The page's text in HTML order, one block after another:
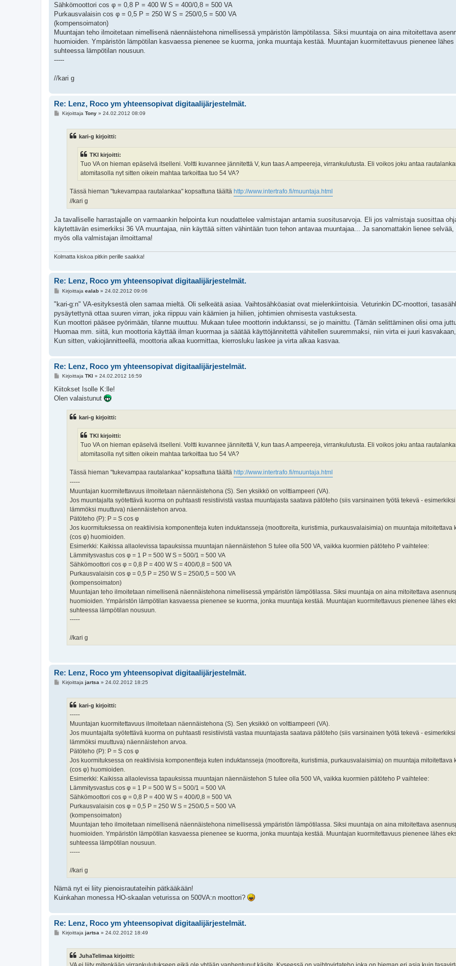
Sähkömoottori cos φ = 0,8 P = 400 W S = 400/0,8 = 500 VA
Purkausvalaisin cos φ = 0,5 P = 250 W S = 250/0,5 = 500 VA
(kompensoimaton)
Muuntajan teho ilmoitetaan nimellisenä näennäistehona nimellisessä ympäristön lämpötilassa. Siksi muuntaja on aina mitoitettava
huomioiden. Ympäristön lämpötilan kasvaessa pienenee se kuorma, jonka muuntaja kestää. Muuntajan kuormitettavuus pienenee
suhteessa lämpötilan nousuun.
-----
//kari g
Re: Lenz, Roco ym yhteensopivat digitaalijärjestelmät.
VKirjoittaja Tony» 24.02.2012 08:09
kari-g kirjoitti:
TKI kirjoitti:
Tuo VA on hieman epäselvä itselleni. Voltti kuvannee jännitettä V, kun taas A ampeereja, virrankulutusta. Eli voikos joku antaa
atomitasolla nyt sitten oikein mahtaa tarkoittaa tuo 54 VA?
Tässä hieman "tukevampaa rautalankaa" kopsattuna täältä http://www.intertrafo.fi/muuntaja.html
//kari g
Ja tavalliselle harrastajalle on varmaankin helpointa kun noudattelee valmistajan antamia suositusarvoja. Eli jos valmistaja suosittaa
käytettävän esimerkiksi 36 VA muuntajaa, niin käyttää sitten vähintään tuon tehon antavaa muuntajaa... Ja sanomattakin lienee
myös olla valmistajan ilmoittama!
Kolmatta kiskoa pitkin perille saakka!
Re: Lenz, Roco ym yhteensopivat digitaalijärjestelmät.
V
e
t
Kirjoittaja ealab» 24.02.2012 09:06
"kari-g:n" VA-esityksestä olen samaa mieltä. Oli selkeätä asiaa. Vaihtosähköasiat ovat mielenkiintoisia. Veturinkin DC-moottori,
pysäytettynä ottaa suuren virran, joka riippuu vain käämien ja hiilien, johtimien ohmisesta vastuksesta.
Kun moottori pääsee pyörimään, tilanne muuttuu. Mukaan tulee moottorin induktanssi, se jo mainittu. (Tämän selittäminen olisi oma
Huomaa mm. siitä, kun moottoria käyttää ilman kuormaa ja säätää käyttöjännitettä vähitellen suuremmaksi, niin virta ei juuri
Kun sitten, vakiojännitteellä, moottoria alkaa kuormittaa, kierrosluku laskee ja virta alkaa kasvaa.
Re: Lenz, Roco ym yhteensopivat digitaalijärjestelmät.
V
e
t
Kirjoittaja TKI » 24.02.2012 16:59
Kiitokset Isolle K:lle!
Olen valaistunut
kari-g kirjoitti:
TKI kirjoitti:
Tuo VA on hieman epäselvä itselleni. Voltti kuvannee jännitettä V, kun taas A ampeereja, virrankulutusta. Eli voikos joku antaa
atomitasolla nyt sitten oikein mahtaa tarkoittaa tuo 54 VA?
Tässä hieman "tukevampaa rautalankaa" kopsattuna täältä http://www.intertrafo.fi/muuntaja.html
-----
Muuntajan kuormitettavuus ilmoitetaan näennäistehona (S). Sen yksikkö on volttiampeeri (VA).
Jos muuntajalta syötettävä kuorma on puhtaasti resistiivistä vastaa muuntajasta saatava pätöteho (siis varsinainen työtä tekevä -
lämmöksi muuttuva) näennäistehon arvoa.
Pätöteho (P): P = S cos φ
Jos kuormituksessa on reaktiivisia komponentteja kuten induktansseja (moottoreita, kuristimia, purkausvalaisimia) on muuntaja mitoitettava
(cos φ) huomioiden.
Esimerkki: Kaikissa allaolevissa tapauksissa muuntajan näennäistehon S tulee olla 500 VA, vaikka kuormien pätöteho P vaihtelee:
Lämmitysvastus cos φ = 1 P = 500 W S = 500/1 = 500 VA
Sähkömoottori cos φ = 0,8 P = 400 W S = 400/0,8 = 500 VA
Purkausvalaisin cos φ = 0,5 P = 250 W S = 250/0,5 = 500 VA
(kompensoimaton)
Muuntajan teho ilmoitetaan nimellisenä näennäistehona nimellisessä ympäristön lämpötilassa. Siksi muuntaja on aina mitoitettava
huomioiden. Ympäristön lämpötilan kasvaessa pienenee se kuorma, jonka muuntaja kestää. Muuntajan kuormitettavuus pienenee lähes
suhteessa lämpötilan nousuun.
-----
//kari g
Re: Lenz, Roco ym yhteensopivat digitaalijärjestelmät.
VKirjoittaja jartsa» 24.02.2012 18:25
kari-g kirjoitti:
-----
Muuntajan kuormitettavuus ilmoitetaan näennäistehona (S). Sen yksikkö on volttiampeeri (VA).
Jos muuntajalta syötettävä kuorma on puhtaasti resistiivistä vastaa muuntajasta saatava pätöteho (siis varsinainen työtä tekevä -
lämmöksi muuttuva) näennäistehon arvoa.
Pätöteho (P): P = S cos φ
Jos kuormituksessa on reaktiivisia komponentteja kuten induktansseja (moottoreita, kuristimia, purkausvalaisimia) on muuntaja mitoitettava
(cos φ) huomioiden.
Esimerkki: Kaikissa allaolevissa tapauksissa muuntajan näennäistehon S tulee olla 500 VA, vaikka kuormien pätöteho P vaihtelee:
Lämmitysvastus cos φ = 1 P = 500 W S = 500/1 = 500 VA
Sähkömoottori cos φ = 0,8 P = 400 W S = 400/0,8 = 500 VA
Purkausvalaisin cos φ = 0,5 P = 250 W S = 250/0,5 = 500 VA
(kompensoimaton)
Muuntajan teho ilmoitetaan nimellisenä näennäistehona nimellisessä ympäristön lämpötilassa. Siksi muuntaja on aina mitoitettava
huomioiden. Ympäristön lämpötilan kasvaessa pienenee se kuorma, jonka muuntaja kestää. Muuntajan kuormitettavuus pienenee lähes
suhteessa lämpötilan nousuun.
-----
//kari g
Nämä nyt ei liity pienoisrautateihin pätkääkään!
Kuinkahan monessa HO-skaalan veturissa on 500VA:n moottori?
Re: Lenz, Roco ym yhteensopivat digitaalijärjestelmät.
VKirjoittaja jartsa» 24.02.2012 18:49
JuhaTelimaa kirjoitti: